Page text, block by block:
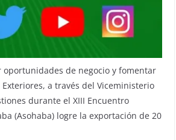
de negocio y fomentar
a través del Viceministerio
durante el XIII Encuentro
(Asohaba) logre la exportación de 20